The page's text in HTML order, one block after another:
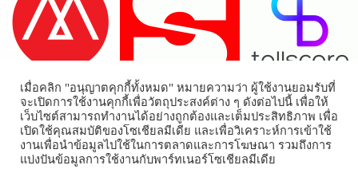
Home Tonkit TV Podcast คนต้นคิด Work & Living
เมื่อคลิก "อนุญาตคุกกี้ทั้งหมด" หมายความว่า ผู้ใช้งานยอมรับที่
จะเปิดการใช้งานคุกกี้เพื่อวัตถุประสงค์ต่าง ๆ ดังต่อไปนี้ เพื่อให้
เว็บไซต์สามารถทำงานได้อย่างถูกต้องและเต็มประสิทธิภาพ เพื่อ
เปิดใช้คุณสมบัติของโซเชียลมีเดีย และเพื่อวิเคราะห์การเข้าใช้
งานเพื่อนำข้อมูลไปใช้ในการตลาดและการโฆษณา รวมถึงการ
แบ่งปันข้อมูลการใช้งานกับพาร์ทเนอร์โซเชียลมีเดีย